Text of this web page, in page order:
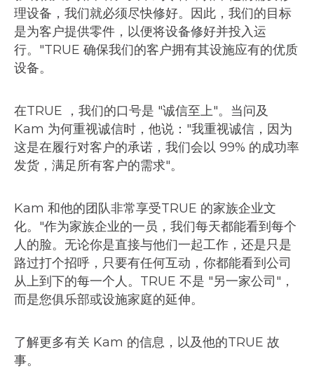
理设备，我们就必须尽快修好。因此，我们的目标
是为客户提供零件，以便将设备修好并投入运
行。"TRUE 确保我们的客户拥有其设施应有的优质
设备。
在TRUE ，我们的口号是 "诚信至上"。当问及
Kam 为何重视诚信时，他说："我重视诚信，因为
这是在履行对客户的承诺，我们会以 99% 的成功率
发货，满足所有客户的需求"。
Kam 和他的团队非常享受TRUE 的家族企业文
化。"作为家族企业的一员，我们每天都能看到每个
人的脸。无论你是直接与他们一起工作，还是只是
路过打个招呼，只要有任何互动，你都能看到公司
从上到下的每一个人。TRUE 不是 "另一家公司"，
而是您俱乐部或设施家庭的延伸。
了解更多有关 Kam 的信息，以及他的TRUE 故
事。